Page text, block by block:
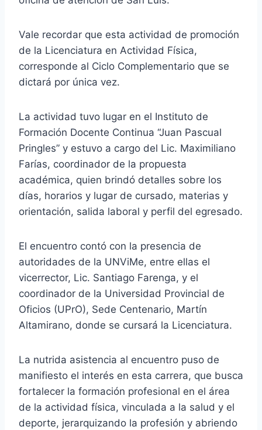
Vale recordar que esta actividad de promoción
de la Licenciatura en Actividad Física,
corresponde al Ciclo Complementario que se
dictará por única vez.
La actividad tuvo lugar en el Instituto de
Formación Docente Continua “Juan Pascual
Pringles” y estuvo a cargo del Lic. Maximiliano
Farías, coordinador de la propuesta
académica, quien brindó detalles sobre los
días, horarios y lugar de cursado, materias y
orientación, salida laboral y perfil del egresado.
El encuentro contó con la presencia de
autoridades de la UNViMe, entre ellas el
vicerrector, Lic. Santiago Farenga, y el
coordinador de la Universidad Provincial de
Oficios (UPrO), Sede Centenario, Martín
Altamirano, donde se cursará la Licenciatura.
La nutrida asistencia al encuentro puso de
manifiesto el interés en esta carrera, que busca
fortalecer la formación profesional en el área
de la actividad física, vinculada a la salud y el
deporte, jerarquizando la profesión y abriendo